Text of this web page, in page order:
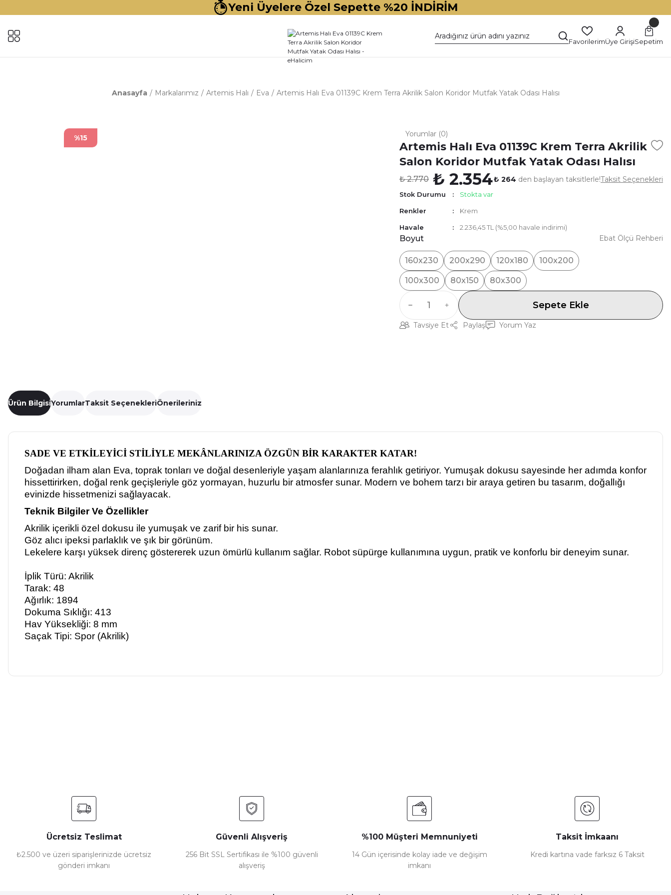
Yeni Üyelere Özel Sepette %20 İNDİRİM
FavorilerimÜye GirişiSepetim
Anasayfa Markalarımız Artemis Halı Eva Artemis Halı Eva 01139C Krem Terra Akrilik Salon Koridor Mutfak Yatak Odası Halısı
%15 Yorumlar (0)
Artemis Halı Eva 01139C Krem Terra Akrilik
Salon Koridor Mutfak Yatak Odası Halısı
₺ 2.770 ₺ 2.354₺ 264 den başlayan taksitlerle!Taksit Seçenekleri
Stok Durumu Stokta var
Renkler Krem
Havale 2.236,45 TL (%5,00 havale indirimi)
Boyut
160x230 200x290 120x180 100x200
100x300 80x150 80x300
Ebat Ölçü Rehberi
Sepete Ekle
Tavsiye Et Paylaş Yorum Yaz
Ürün BilgisiYorumlarTaksit SeçenekleriÖnerileriniz
SADE VE ETKİLEYİCİ STİLİYLE MEKÂNLARINIZA ÖZGÜN BİR KARAKTER KATAR!
Doğadan ilham alan Eva, toprak tonları ve doğal desenleriyle yaşam alanlarınıza ferahlık getiriyor. Yumuşak dokusu sayesinde her adımda konfor
hissettirirken, doğal renk geçişleriyle göz yormayan, huzurlu bir atmosfer sunar. Modern ve bohem tarzı bir araya getiren bu tasarım, doğallığı
evinizde hissetmenizi sağlayacak.
Teknik Bilgiler Ve Özellikler
Akrilik içerikli özel dokusu ile yumuşak ve zarif bir his sunar.
Göz alıcı ipeksi parlaklık ve şık bir görünüm.
Lekelere karşı yüksek direnç göstererek uzun ömürlü kullanım sağlar. Robot süpürge kullanımına uygun, pratik ve konforlu bir deneyim sunar.
İplik Türü: Akrilik
Tarak: 48
Ağırlık: 1894
Dokuma Sıklığı: 413
Hav Yüksekliği: 8 mm
Saçak Tipi: Spor (Akrilik)
Bu ürüne benzer farklı alternatifler olmalı.
Ücretsiz Teslimat
₺2.500 ve üzeri siparişlerinizde ücretsiz
gönderi imkanı
Güvenli Alışveriş
256 Bit SSL Sertifikası ile %100 güvenli
alışveriş
%100 Müşteri Memnuniyeti
14 Gün içerisinde kolay iade ve değişim
imkanı
Taksit İmkaanı
Kredi kartına vade farksız 6 Taksit